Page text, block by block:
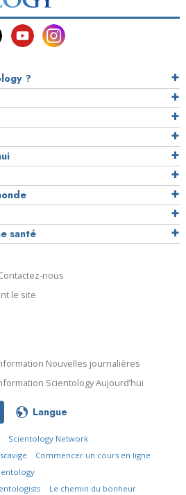
?
santé
nous
le site
Nouvelles journalières
Scientology Aujourd’hui
Langue
Scientology Network
Commencer un cours en ligne
Le chemin du bonheur